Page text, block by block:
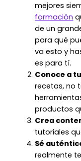
mejores
formación
de un
para qué
va esto y
es para tí.
Conoce a
recetas, no
productos
Crea
tutoriales
Sé
realmente